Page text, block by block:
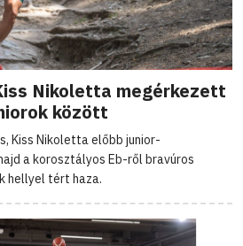
Nikoletta megérkezett
között
Kiss Nikoletta előbb junior-
a korosztályos Eb-ről bravúros
hellyel tért haza.